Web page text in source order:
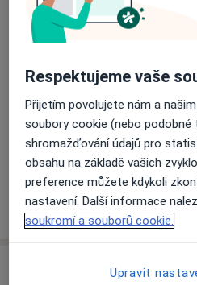
Dostupnost
Co mám v takové situaci
Způsoby platby (soukromé
Na teto adrese lékař
Detaily
Více
Respektujeme vaše
Přijetím povolujete nám a
soubory cookie (nebo podobné
shromažďování údajů pro
obsahu na základě vašich
preference můžete kdykoli
nastavení. Další informace
soukromí a souborů cookie.
Upravit